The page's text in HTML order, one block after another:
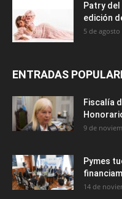
Patry del
edición
5 de agosto
ENTRADAS
Fiscalía
9 de
Pymes
14 de